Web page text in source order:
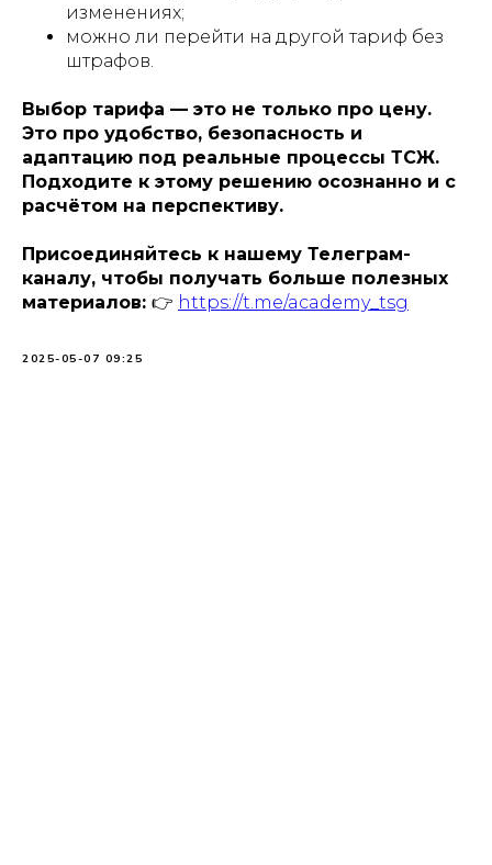
изменениях;
можно ли перейти на другой тариф без
штрафов.
Выбор тарифа — это не только про цену.
Это про удобство, безопасность и
адаптацию под реальные процессы ТСЖ.
Подходите к этому решению осознанно и с
расчётом на перспективу.
Присоединяйтесь к нашему Телеграм-
каналу, чтобы получать больше полезных
материалов: 👉 https://t.me/academy_tsg
2025-05-07 09:25